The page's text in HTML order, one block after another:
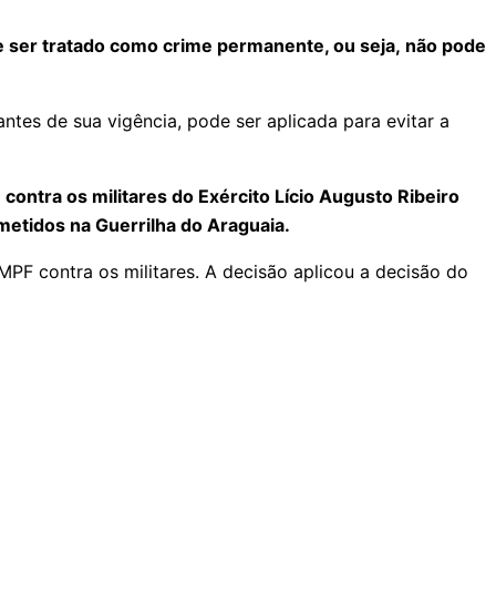
tratado como crime permanente, ou seja, não pode
de sua vigência, pode ser aplicada para evitar a
os militares do Exército Lício Augusto Ribeiro
na Guerrilha do Araguaia.
contra os militares. A decisão aplicou a decisão do